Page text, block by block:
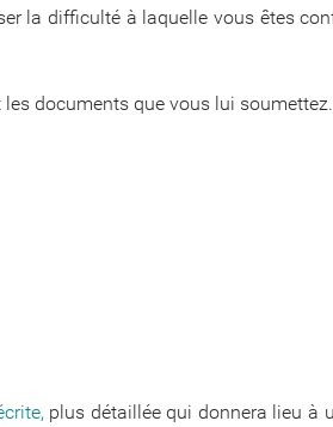
la difficulté à laquelle vous êtes
documents que vous lui soumettez.
plus détaillée qui donnera lieu à